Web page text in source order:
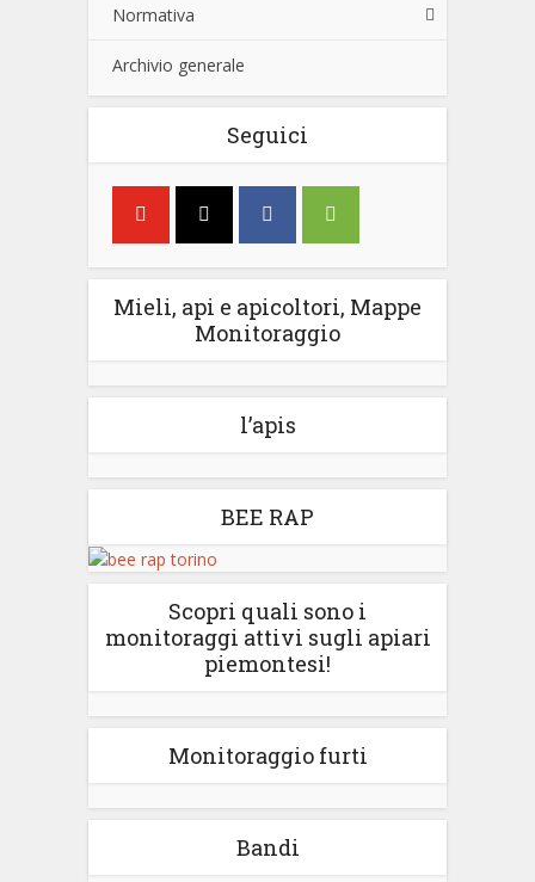
Normativa
Archivio generale
Seguici
Mieli, api e apicoltori, Mappe
Monitoraggio
l’apis
BEE RAP
Scopri quali sono i
monitoraggi attivi sugli apiari
piemontesi!
Monitoraggio furti
Bandi